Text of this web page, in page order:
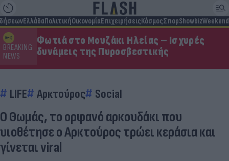
ΕλλάδαΠολιτικήΟικονομίαΕπιχειρήσειςΚόσμοςΣπορShowbizWeekend
BREAKING
NEWS
Φωτιά στο Μουζάκι Ηλείας – Ισχυρές
δυνάμεις της Πυροσβεστικής
LIFE Αρκτούρος Social
Ο Θωμάς, το ορφανό αρκουδάκι που
υιοθέτησε ο Αρκτούρος τρώει κεράσια και
γίνεται viral